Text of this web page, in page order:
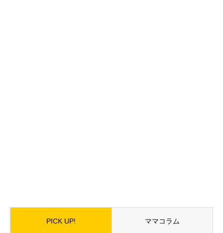
PICK UP! ママコラム